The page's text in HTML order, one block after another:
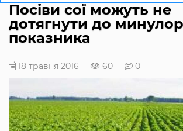
Посіви сої можуть не
дотягнути до
показника
18 травня 2016 60 0